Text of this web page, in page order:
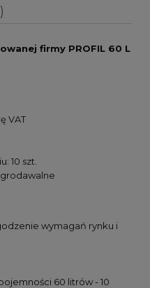
firmy PROFIL 60 L
VAT
10 szt.
wymagań rynku i
60 litrów - 10